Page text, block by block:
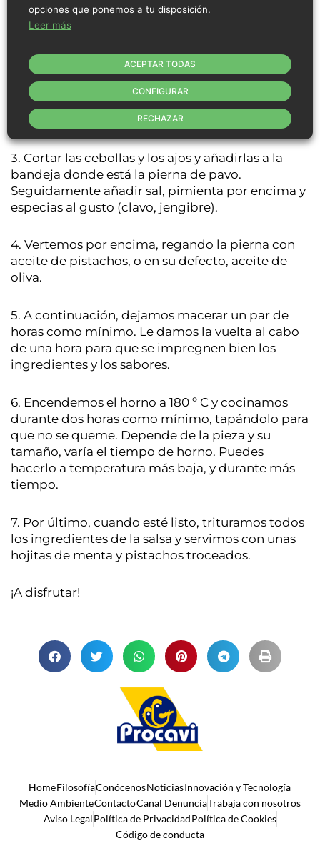
1. En un recipiente mezclar la salsa brava, el zumo
2. Poner la pierna de pavo en una bandeja y
cubrirla con la pasta de pistachos, y la mezcla de
salsa y zumos que hemos hecho en un principio.
3. Cortar las cebollas y los ajos y añadirlas a la
bandeja donde está la pierna de pavo.
Seguidamente añadir sal, pimienta por encima y
especias al gusto (clavo, jengibre).
4. Vertemos por encima, regando la pierna con
aceite de pistachos, o en su defecto, aceite de
oliva.
5. A continuación, dejamos macerar un par de
horas como mínimo. Le damos la vuelta al cabo
de una hora para que se impregnen bien los
ingredientes y los sabores.
6. Encendemos el horno a 180 º C y cocinamos
durante dos horas como mínimo, tapándolo para
que no se queme. Depende de la pieza y su
tamaño, varía el tiempo de horno. Puedes
hacerlo a temperatura más baja, y durante más
tiempo.
7. Por último, cuando esté listo, trituramos todos
los ingredientes de la salsa y servimos con unas
hojitas de menta y pistachos troceados.
¡A disfrutar!
HomeFilosofíaConócenosNoticiasInnovación y Tecnología
Medio AmbienteContactoCanal DenunciaTrabaja con nosotros
Aviso LegalPolítica de PrivacidadPolítica de Cookies
Código de conducta
opciones que ponemos a tu disposición.
Leer más
ACEPTAR TODAS
RECHAZAR
CONFIGURAR